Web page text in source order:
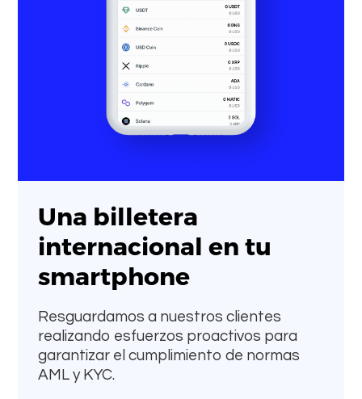
Una billetera
internacional en tu
smartphone
Resguardamos a nuestros clientes
realizando esfuerzos proactivos para
garantizar el cumplimiento de normas
AML y KYC.